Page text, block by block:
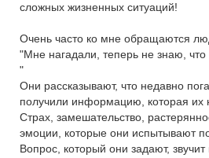
сложных жизненных ситуаций!
Очень часто ко мне обращаются
"Мне нагадали, теперь не знаю,
"
Они рассказывают, что недавно
получили информацию, которая их
Страх, замешательство,
эмоции, которые они испытывают
Вопрос, который они задают,